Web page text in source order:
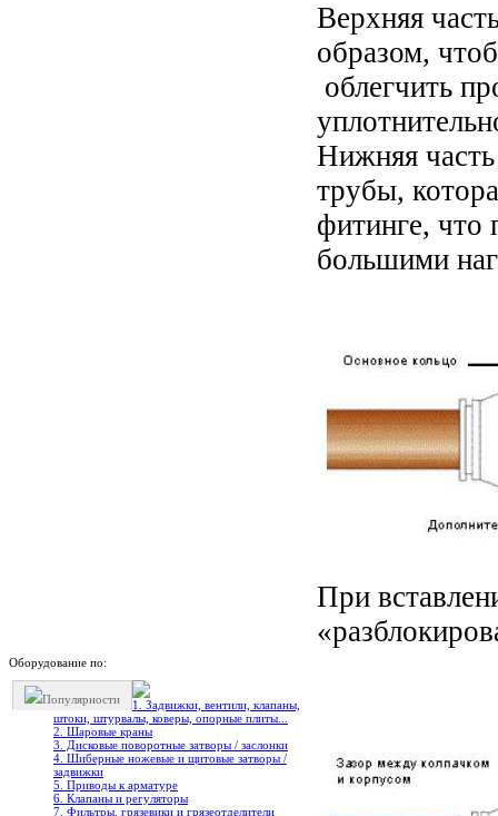
Оборудование по:
Популярности
1. Задвижки, вентили, клапаны,
штоки, штурвалы, коверы, опорные плиты...
2. Шаровые краны
3. Дисковые поворотные затворы / заслонки
4. Шиберные ножевые и щитовые затворы /
задвижки
5. Приводы к арматуре
6. Клапаны и регуляторы
7. Фильтры, грязевики и грязеотделители
Верхняя
образом,
облегчить
Нижняя часть
трубы,
фитинге, что
большими
При